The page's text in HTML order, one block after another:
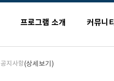
프로그램 소개 커뮤니티
공지사항(상세보기)